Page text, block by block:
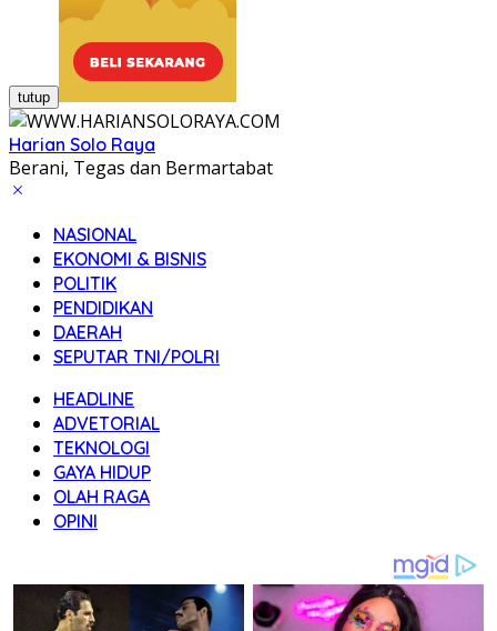
tutup
Harian Solo Raya
Berani, Tegas dan Bermartabat
NASIONAL
EKONOMI & BISNIS
POLITIK
PENDIDIKAN
DAERAH
SEPUTAR TNI/POLRI
HEADLINE
ADVETORIAL
TEKNOLOGI
GAYA HIDUP
OLAH RAGA
OPINI